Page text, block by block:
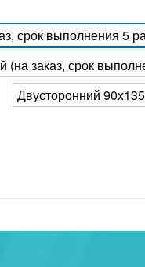
срок выполнения 5
(на заказ, срок
Двусторонний